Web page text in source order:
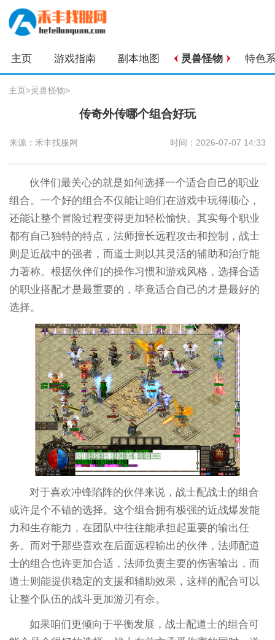
主页 游戏指南 副本地图 灵兽怪物 特色
主页>灵兽怪物>
传奇外传哪个组合好玩
来源：禾丰找服网 时间：2026-07-07 14:33
伙伴们最关心的就是如何选择一个适合自己的职业
组合。一个好的组合不仅能让咱们在游戏中玩得顺心，
还能让整个冒险过程变得更加轻松愉快。其实每个职业
都有自己独特的特点，法师擅长远程攻击和控制，战士
则是近战中的强者，而道士则以其灵活的辅助和治疗能
力著称。根据伙伴们的操作习惯和游戏风格，选择合适
的职业搭配才是最重要的，毕竟适合自己的才是最好的
选择。
对于喜欢冲锋陷阵的伙伴来说，战士配战士的组合
或许是个不错的选择。这个组合拥有极强的近战爆发能
力和生存能力，在团队中往往能承担起重要的输出任
务。而对于那些喜欢在后面远程输出的伙伴，法师配道
士的组合也许更加合适，法师负责主要的伤害输出，而
道士则能提供稳定的支援和辅助效果，这样的配合可以
让整个队伍的战斗更加游刃有余。
如果咱们更倾向于平衡发展，战士配道士的组合可